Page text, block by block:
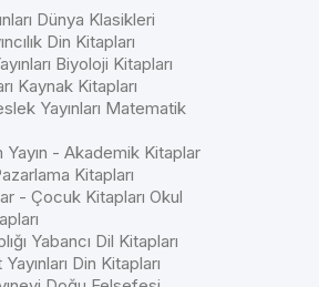
Dünya Klasikleri
Din Kitapları
Biyoloji Kitapları
Kaynak Kitapları
Yayınları Matematik
Yayın - Akademik Kitaplar
Kitapları
- Çocuk Kitapları Okul
Yabancı Dil Kitapları
Din Kitapları